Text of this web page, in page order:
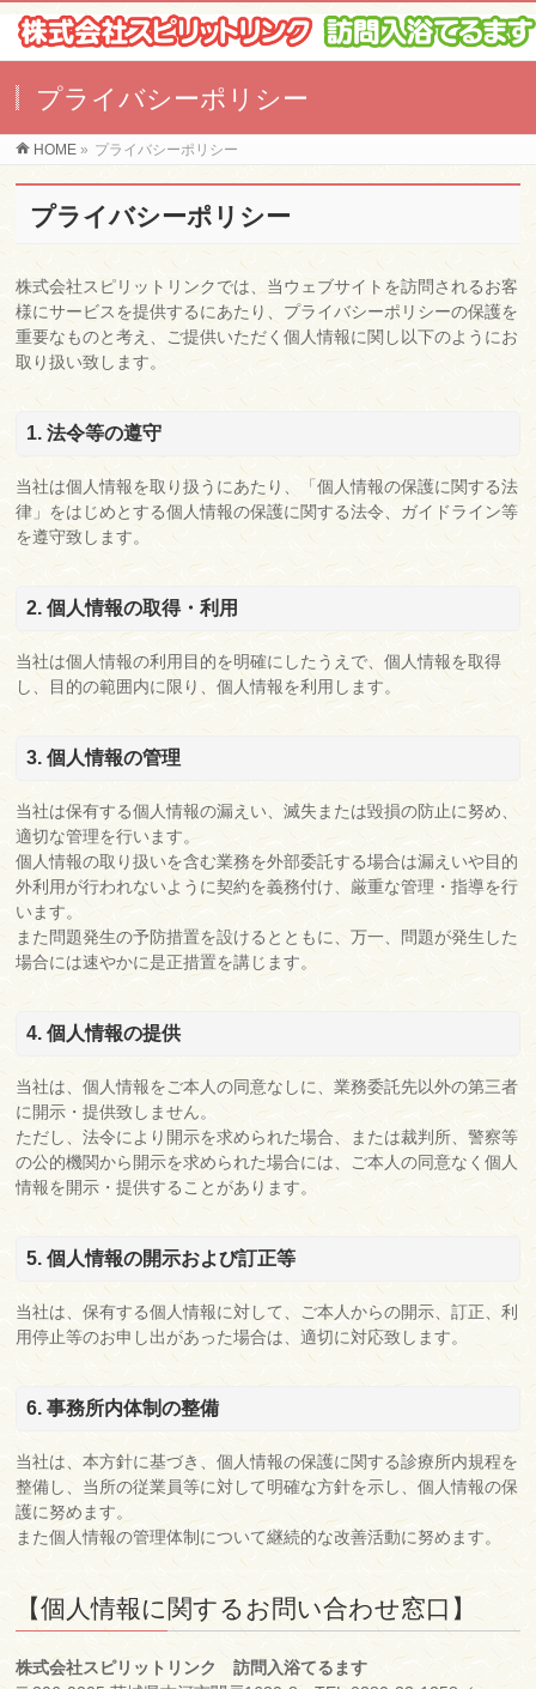
プライバシーポリシー
HOME » プライバシーポリシー
プライバシーポリシー
株式会社スピリットリンクでは、当ウェブサイトを訪問されるお客
様にサービスを提供するにあたり、プライバシーポリシーの保護を
重要なものと考え、ご提供いただく個人情報に関し以下のようにお
取り扱い致します。
1. 法令等の遵守
当社は個人情報を取り扱うにあたり、「個人情報の保護に関する法
律」をはじめとする個人情報の保護に関する法令、ガイドライン等
を遵守致します。
2. 個人情報の取得・利用
当社は個人情報の利用目的を明確にしたうえで、個人情報を取得
し、目的の範囲内に限り、個人情報を利用します。
3. 個人情報の管理
当社は保有する個人情報の漏えい、滅失または毀損の防止に努め、
適切な管理を行います。
個人情報の取り扱いを含む業務を外部委託する場合は漏えいや目的
外利用が行われないように契約を義務付け、厳重な管理・指導を行
います。
また問題発生の予防措置を設けるとともに、万一、問題が発生した
場合には速やかに是正措置を講じます。
4. 個人情報の提供
当社は、個人情報をご本人の同意なしに、業務委託先以外の第三者
に開示・提供致しません。
ただし、法令により開示を求められた場合、または裁判所、警察等
の公的機関から開示を求められた場合には、ご本人の同意なく個人
情報を開示・提供することがあります。
5. 個人情報の開示および訂正等
当社は、保有する個人情報に対して、ご本人からの開示、訂正、利
用停止等のお申し出があった場合は、適切に対応致します。
6. 事務所内体制の整備
当社は、本方針に基づき、個人情報の保護に関する診療所内規程を
整備し、当所の従業員等に対して明確な方針を示し、個人情報の保
護に努めます。
また個人情報の管理体制について継続的な改善活動に努めます。
【個人情報に関するお問い合わせ窓口】
株式会社スピリットリンク 訪問入浴てるます